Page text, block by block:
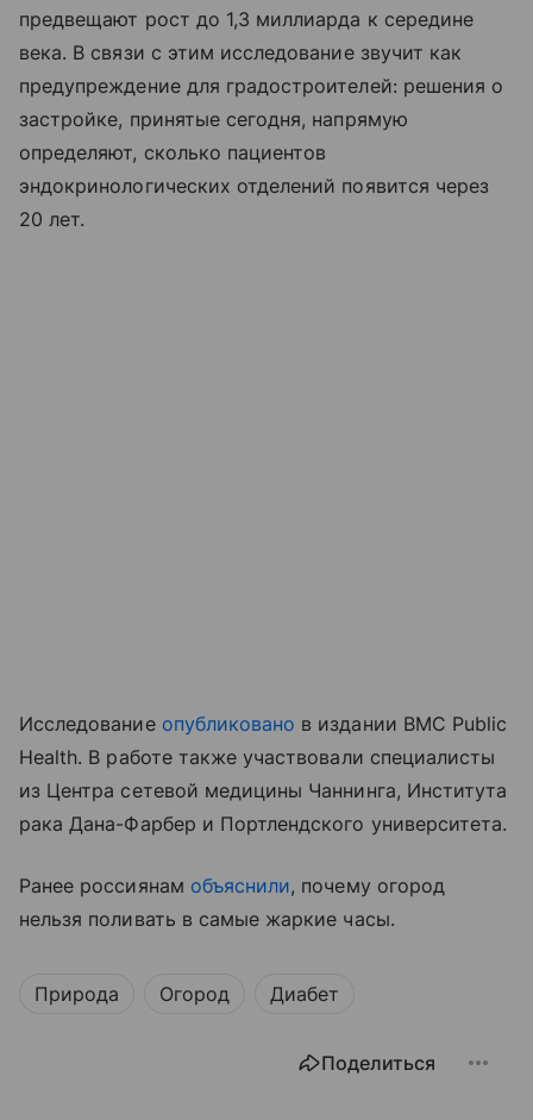
предвещают рост до 1,3 миллиарда к середине
века. В связи с этим исследование звучит как
предупреждение для градостроителей: решения о
застройке, принятые сегодня, напрямую
определяют, сколько пациентов
эндокринологических отделений появится через
20 лет.
Исследование опубликовано в издании BMC Public
Health. В работе также участвовали специалисты
из Центра сетевой медицины Чаннинга, Института
рака Дана-Фарбер и Портлендского университета.
Ранее россиянам объяснили, почему огород
нельзя поливать в самые жаркие часы.
Природа Огород Диабет
Поделиться